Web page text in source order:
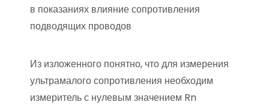
в показаниях влияние сопротивления
подводящих проводов
Из изложенного понятно, что для измерения
ультрамалого сопротивления необходим
измеритель с нулевым значением Rn